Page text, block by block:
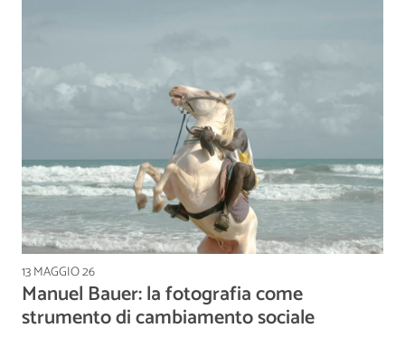
13 MAGGIO 26
Manuel Bauer: la fotografia come
strumento di cambiamento sociale